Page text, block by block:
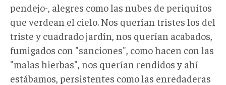
pendejo-, alegres como las nubes de periquitos
que verdean el cielo. Nos querían tristes los del
triste y cuadrado jardín, nos querían acabados,
fumigados con "sanciones", como hacen con las
"malas hierbas", nos querían rendidos y ahí
estábamos, persistentes como las enredaderas